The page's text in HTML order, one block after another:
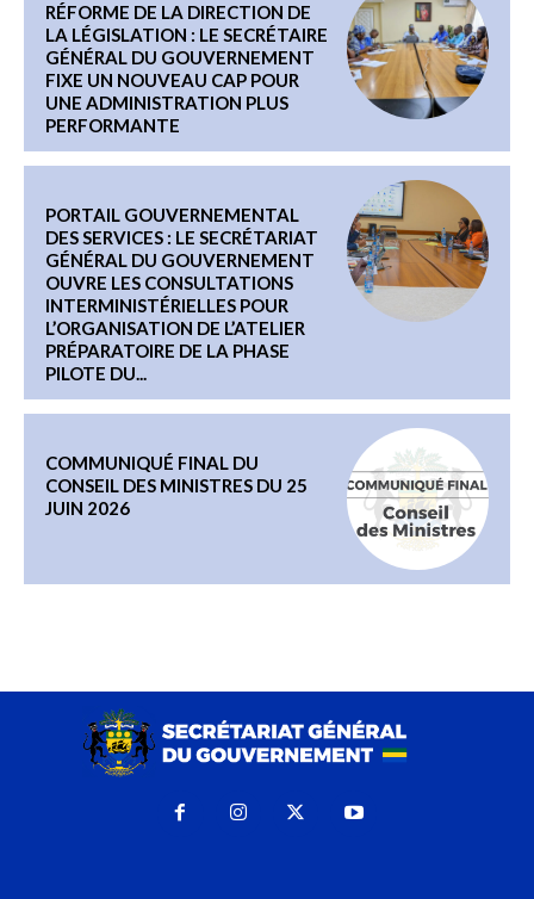
RÉFORME DE LA DIRECTION DE
LA LÉGISLATION : LE SECRÉTAIRE
GÉNÉRAL DU GOUVERNEMENT
FIXE UN NOUVEAU CAP POUR
UNE ADMINISTRATION PLUS
PERFORMANTE
PORTAIL GOUVERNEMENTAL
DES SERVICES : LE SECRÉTARIAT
GÉNÉRAL DU GOUVERNEMENT
OUVRE LES CONSULTATIONS
INTERMINISTÉRIELLES POUR
L’ORGANISATION DE L’ATELIER
PRÉPARATOIRE DE LA PHASE
PILOTE DU...
COMMUNIQUÉ FINAL DU
CONSEIL DES MINISTRES DU 25
JUIN 2026